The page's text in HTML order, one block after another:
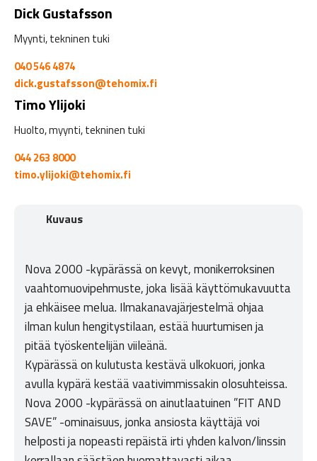
Dick Gustafsson
Myynti, tekninen tuki
040 546 4874
dick.gustafsson@tehomix.fi
Timo Ylijoki
Huolto, myynti, tekninen tuki
044 263 8000
timo.ylijoki@tehomix.fi
Kuvaus
Nova 2000 -kypärässä on kevyt, monikerroksinen
vaahtomuovipehmuste, joka lisää käyttömukavuutta
ja ehkäisee melua. Ilmakanavajärjestelmä ohjaa
ilman kulun hengitystilaan, estää huurtumisen ja
pitää työskentelijän viileänä.
Kypärässä on kulutusta kestävä ulkokuori, jonka
avulla kypärä kestää vaativimmissakin olosuhteissa.
Nova 2000 -kypärässä on ainutlaatuinen ”FIT AND
SAVE” -ominaisuus, jonka ansiosta käyttäjä voi
helposti ja nopeasti repäistä irti yhden kalvon/linssin